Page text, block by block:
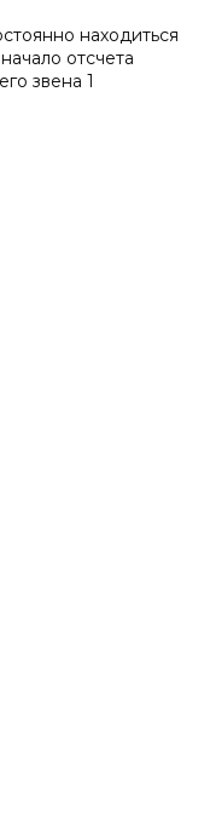
находиться
отсчета
звена 1